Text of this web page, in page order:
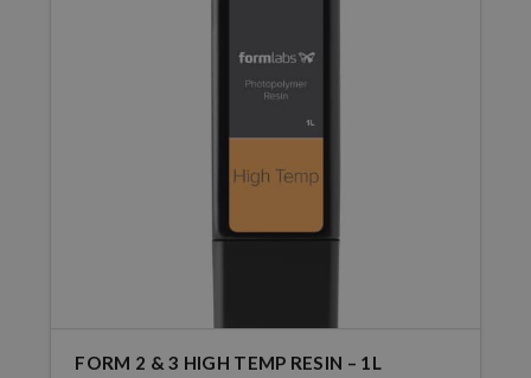
FORM 2 & 3 HIGH TEMP RESIN – 1L